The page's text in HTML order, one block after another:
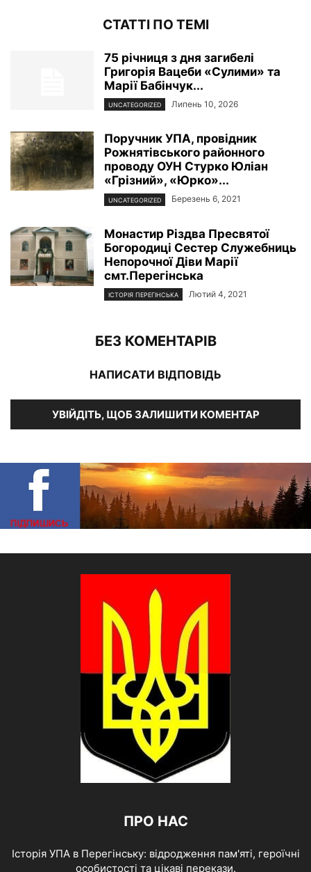
СТАТТІ ПО ТЕМІ
75 річниця з дня загибелі
Григорія Вацеби «Сулими» та
Марії Бабінчук...
UNCATEGORIZED Липень 10, 2026
Поручник УПА, провідник
Рожнятівського районного
проводу ОУН Стурко Юліан
«Грізний», «Юрко»...
UNCATEGORIZED Березень 6, 2021
Монастир Різдва Пресвятої
Богородиці Сестер Служебниць
Непорочної Діви Марії
смт.Перегінська
ІСТОРІЯ ПЕРЕГІНСЬКА Лютий 4, 2021
БЕЗ КОМЕНТАРІВ
НАПИСАТИ ВІДПОВІДЬ
УВІЙДІТЬ, ЩОБ ЗАЛИШИТИ КОМЕНТАР
ПРО НАС
Історія УПА в Перегінську: відродження пам'яті, героїчні
особистості та цікаві перекази.